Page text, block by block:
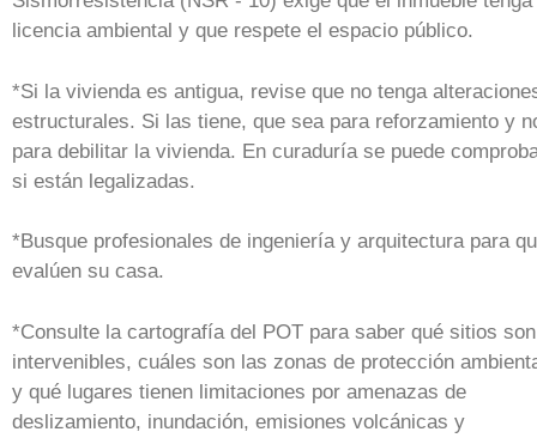
licencia ambiental y que respete el espacio público.
*Si la vivienda es antigua, revise que no tenga
estructurales. Si las tiene, que sea para reforzamiento y
para debilitar la vivienda. En curaduría se puede
si están legalizadas.
*Busque profesionales de ingeniería y arquitectura para
evalúen su casa.
*Consulte la cartografía del POT para saber qué sitios son
intervenibles, cuáles son las zonas de protección
y qué lugares tienen limitaciones por amenazas de
deslizamiento, inundación, emisiones volcánicas y